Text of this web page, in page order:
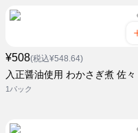
¥508(税込¥548.64)
入正醤油使用 わかさぎ煮 佐々
1パック